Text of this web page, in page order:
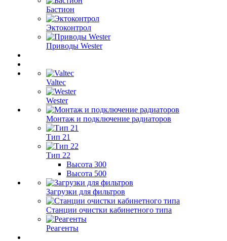
Бастион
Эктоконтрол
Приводы Wester
Valtec
Wester
Монтаж и подключение радиаторов
Тип 21
Тип 22
Высота 300
Высота 500
Загрузки для фильтров
Станции очистки кабинетного типа
Реагенты